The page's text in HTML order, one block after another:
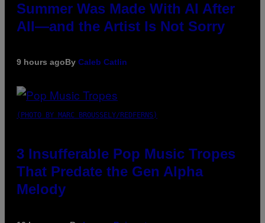
Summer Was Made With AI After
All—and the Artist Is Not Sorry
9 hours agoBy Caleb Catlin
(PHOTO BY MARC BROUSSELY/REDFERNS)
3 Insufferable Pop Music Tropes
That Predate the Gen Alpha
Melody